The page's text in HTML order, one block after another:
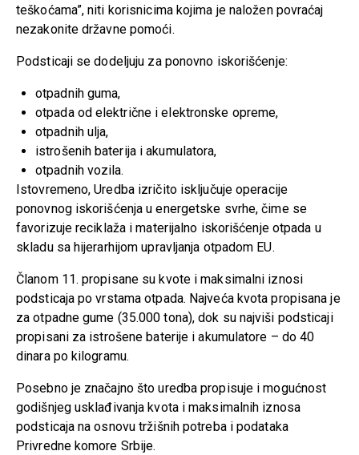
teškoćama”, niti korisnicima kojima je naložen povraćaj
nezakonite državne pomoći.
Podsticaji se dodeljuju za ponovno iskorišćenje:
otpadnih guma,
otpada od električne i elektronske opreme,
otpadnih ulja,
istrošenih baterija i akumulatora,
otpadnih vozila.
Istovremeno, Uredba izričito isključuje operacije
ponovnog iskorišćenja u energetske svrhe, čime se
favorizuje reciklaža i materijalno iskorišćenje otpada u
skladu sa hijerarhijom upravljanja otpadom EU.
Članom 11. propisane su kvote i maksimalni iznosi
podsticaja po vrstama otpada. Najveća kvota propisana je
za otpadne gume (35.000 tona), dok su najviši podsticaji
propisani za istrošene baterije i akumulatore – do 40
dinara po kilogramu.
Posebno je značajno što uredba propisuje i mogućnost
godišnjeg usklađivanja kvota i maksimalnih iznosa
podsticaja na osnovu tržišnih potreba i podataka
Privredne komore Srbije.